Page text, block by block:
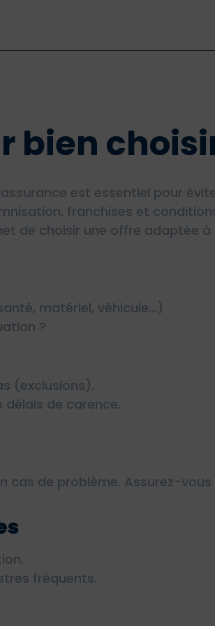
bien
est essentiel pour
franchises et
de choisir une offre adaptée
matériel, véhicule…)
?
(exclusions).
délais de carence.
cas de problème. Assurez-
fréquents.